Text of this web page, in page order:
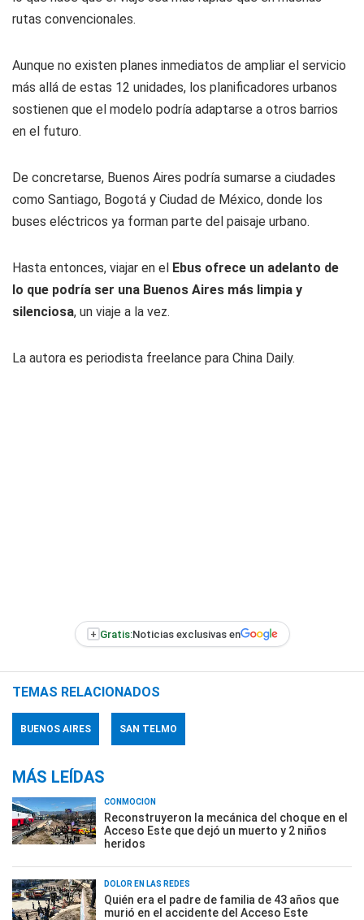
rutas convencionales.
Aunque no existen planes inmediatos de ampliar el servicio
más allá de estas 12 unidades, los planificadores urbanos
sostienen que el modelo podría adaptarse a otros barrios
en el futuro.
De concretarse, Buenos Aires podría sumarse a ciudades
como Santiago, Bogotá y Ciudad de México, donde los
buses eléctricos ya forman parte del paisaje urbano.
Hasta entonces, viajar en el Ebus ofrece un adelanto de
lo que podría ser una Buenos Aires más limpia y
silenciosa, un viaje a la vez.
La autora es periodista freelance para China Daily.
+ Gratis:Noticias exclusivas en
TEMAS RELACIONADOS
BUENOS AIRES SAN TELMO
MÁS LEÍDAS
CONMOCIÓN
Reconstruyeron la mecánica del choque en el
Acceso Este que dejó un muerto y 2 niños
heridos
DOLOR EN LAS REDES
Quién era el padre de familia de 43 años que
murió en el accidente del Acceso Este